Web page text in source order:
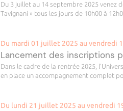
Du 3 juillet au 14 septembre 2025 venez
Tavignani » tous les jours de 10h00 à
Du mardi 01 juillet 2025 au vendredi
Lancement des inscriptions
Dans le cadre de la rentrée 2025,
en place un accompagnement complet
Du lundi 21 juillet 2025 au vendredi